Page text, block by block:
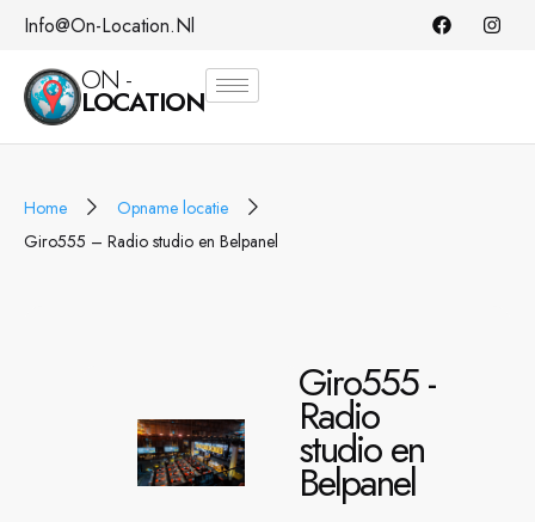
Info@on-Location.nl
ON -
LOCATION
Home
Opname locatie
Giro555 – Radio studio en Belpanel
Giro555 -
Radio
studio en
Belpanel